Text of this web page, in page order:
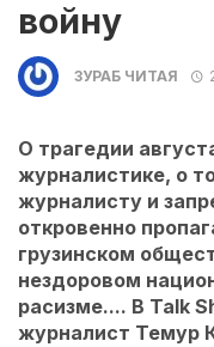
войну
ЗУРАБ ЧИТАЯ
О трагедии
журналистике, о
журналисту и
откровенно
грузинском
нездоровом
расизме.... В Talk
журналист Темур